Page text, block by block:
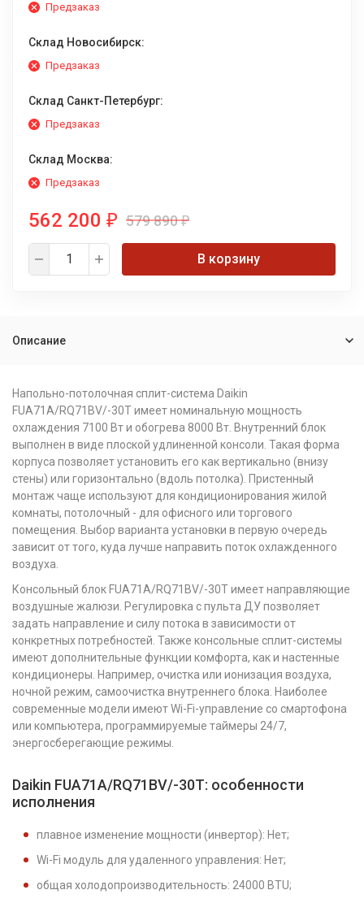
Предзаказ
Склад Новосибирск:
Предзаказ
Склад Санкт-Петербург:
Предзаказ
Склад Москва:
Предзаказ
562 200 ₽ 579 890₽
В корзину
Описание
Напольно-потолочная сплит-система Daikin
FUA71A/RQ71BV/-30T имеет номинальную мощность
охлаждения 7100 Вт и обогрева 8000 Вт. Внутренний блок
выполнен в виде плоской удлиненной консоли. Такая форма
корпуса позволяет установить его как вертикально (внизу
стены) или горизонтально (вдоль потолка). Пристенный
монтаж чаще используют для кондиционирования жилой
комнаты, потолочный - для офисного или торгового
помещения. Выбор варианта установки в первую очередь
зависит от того, куда лучше направить поток охлажденного
воздуха.
Консольный блок FUA71A/RQ71BV/-30T имеет направляющие
воздушные жалюзи. Регулировка с пульта ДУ позволяет
задать направление и силу потока в зависимости от
конкретных потребностей. Также консольные сплит-системы
имеют дополнительные функции комфорта, как и настенные
кондиционеры. Например, очистка или ионизация воздуха,
ночной режим, самоочистка внутреннего блока. Наиболее
современные модели имеют Wi-Fi-управление со смартофона
или компьютера, программируемые таймеры 24/7,
энергосберегающие режимы.
Daikin FUA71A/RQ71BV/-30T: особенности
исполнения
плавное изменение мощности (инвертор): Нет;
Wi-Fi модуль для удаленного управления: Нет;
общая холодопроизводительность: 24000 BTU;